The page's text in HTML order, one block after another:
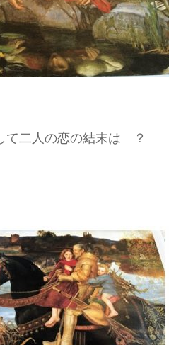
二人の恋の結末は ？